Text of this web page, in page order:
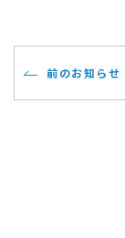
前のお知らせ